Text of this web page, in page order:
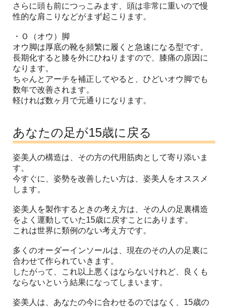
さらに頭も前につっこみます、頭は非常に重いので慢
性的な肩こりなどがまず起こります。
・Ｏ（オウ）脚
オウ脚は厚底の靴を頻繁に履くと急速になる型です。
長期化すると膝を外にひねりますので、膝痛の原因に
なります。
ちゃんとアーチを補正してやると、ひどいオウ脚でも
数年で改善されます。
軽ければ数ヶ月で元通りになります。
あなたの足が15歳に戻る
姿美人の構造は、その方の代用筋肉として寄り添いま
す。
今すぐに、姿勢を改善したい方は、姿美人をオススメ
します。
姿美人を製作するときの考え方は、その人の足裏構造
をよく運動していた15歳に戻すことにあります。
これは世界に類例のない考え方です。
多くのオーダーインソールは、現在のその人の足裏に
合わせて作られていきます。
したがって、これ以上悪くはならないけれど、良くも
ならないという結果になってしまいます。
姿美人は、あなたの今に合わせるのではなく、15歳の